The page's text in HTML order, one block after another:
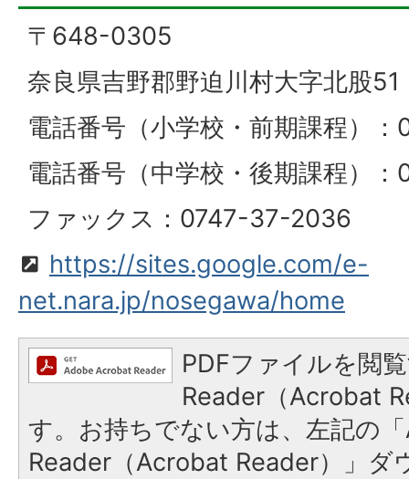
〒648-0305
奈良県吉野郡野迫川村大字北股51
電話番号（小学校・前期課程）
電話番号（中学校・後期課程）
ファックス：0747-37-2036
https://sites.google.com/e-
net.nara.jp/nosegawa/home
PDFファイルを閲
Reader（Acrobat
す。お持ちでない方は、左記の
Reader（Acrobat Reader）」ダ